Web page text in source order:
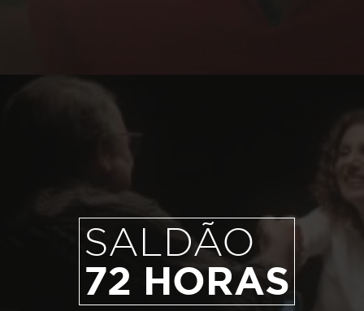
SALDÃO
72 HORAS